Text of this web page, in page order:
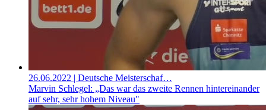
26.06.2022 | Deutsche Meisterschaf…
Marvin Schlegel: „Das war das zweite Rennen hintereinander
auf sehr, sehr hohem Niveau"